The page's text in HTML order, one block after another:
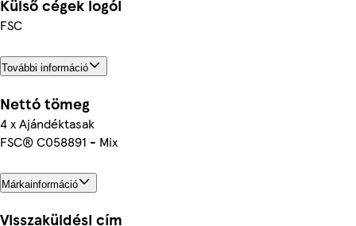
Külső cégek logói
FSC
További információ
Nettó tömeg
4 x Ajándéktasak
FSC® C058891 - Mix
Márkainformáció
Visszaküldési cím